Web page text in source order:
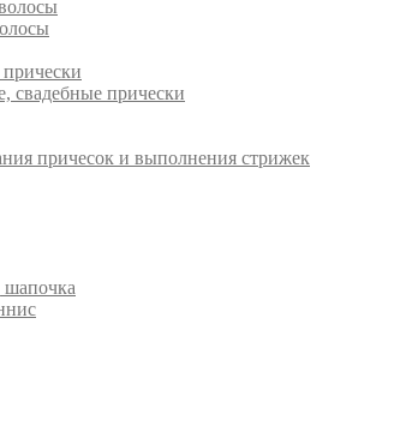
свадебные прически
причесок и выполнения стрижек
шапочка